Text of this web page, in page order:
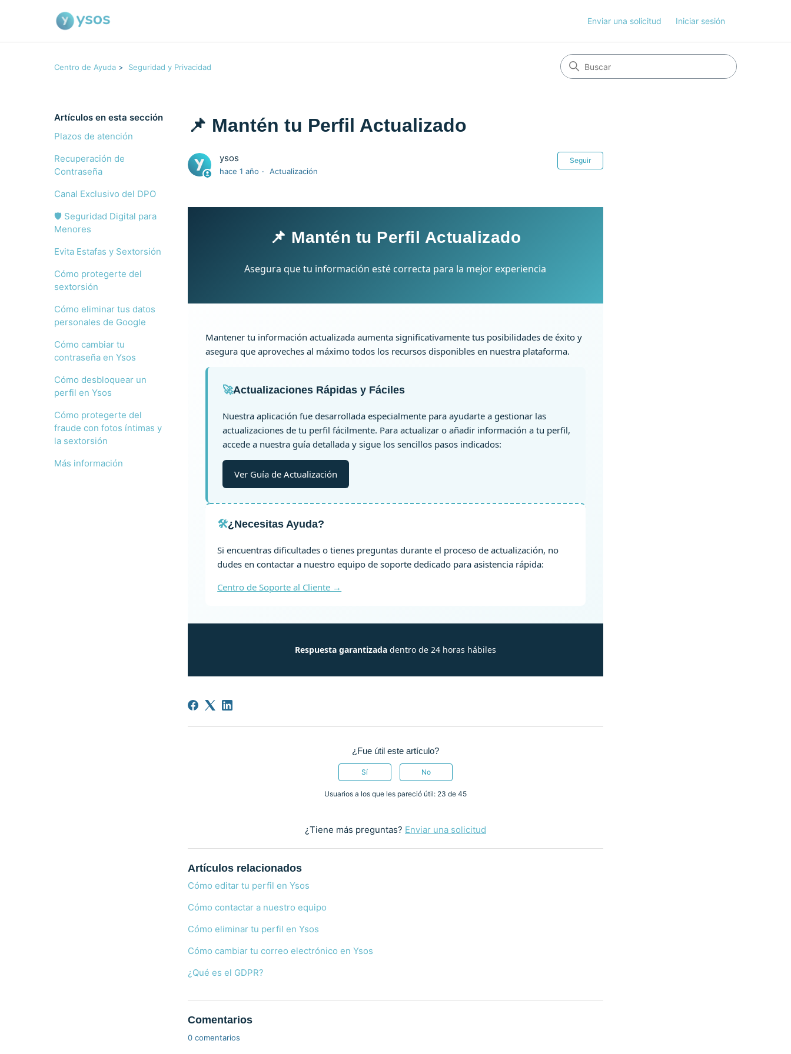
Enviar una solicitud Iniciar sesión
Centro de Ayuda Seguridad y Privacidad
Artículos en esta sección
Plazos de atención
Recuperación de
Contraseña
Canal Exclusivo del DPO
🛡️ Seguridad Digital para
Menores
Evita Estafas y Sextorsión
Cómo protegerte del
sextorsión
Cómo eliminar tus datos
personales de Google
Cómo cambiar tu
contraseña en Ysos
Cómo desbloquear un
perfil en Ysos
Cómo protegerte del
fraude con fotos íntimas y
la sextorsión
Más información
📌 Mantén tu Perfil Actualizado
ysos
hace 1 año Actualización
Seguir
📌 Mantén tu Perfil Actualizado
Asegura que tu información esté correcta para la mejor experiencia
Mantener tu información actualizada aumenta significativamente tus posibilidades de éxito y
asegura que aproveches al máximo todos los recursos disponibles en nuestra plataforma.
🚀Actualizaciones Rápidas y Fáciles
Nuestra aplicación fue desarrollada especialmente para ayudarte a gestionar las
actualizaciones de tu perfil fácilmente. Para actualizar o añadir información a tu perfil,
accede a nuestra guía detallada y sigue los sencillos pasos indicados:
Ver Guía de Actualización
🛠️¿Necesitas Ayuda?
Si encuentras dificultades o tienes preguntas durante el proceso de actualización, no
dudes en contactar a nuestro equipo de soporte dedicado para asistencia rápida:
Centro de Soporte al Cliente →
Respuesta garantizadadentro de 24 horas hábiles
¿Fue útil este artículo?
Sí No
Usuarios a los que les pareció útil: 23 de 45
¿Tiene más preguntas? Enviar una solicitud
Artículos relacionados
Cómo editar tu perfil en Ysos
Cómo contactar a nuestro equipo
Cómo eliminar tu perfil en Ysos
Cómo cambiar tu correo electrónico en Ysos
¿Qué es el GDPR?
Comentarios
0 comentarios